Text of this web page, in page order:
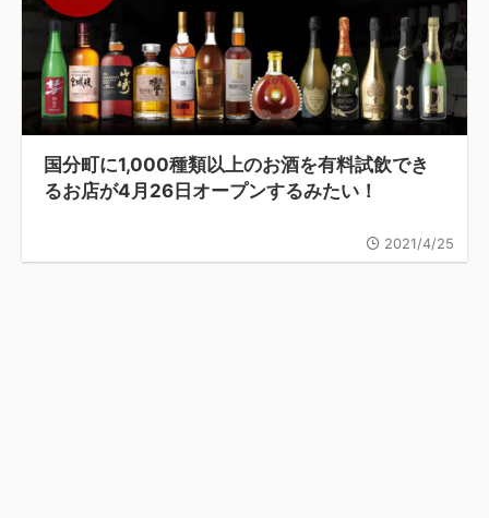
国分町に1,000種類以上のお酒を有料試飲でき
るお店が4月26日オープンするみたい！
2021/4/25